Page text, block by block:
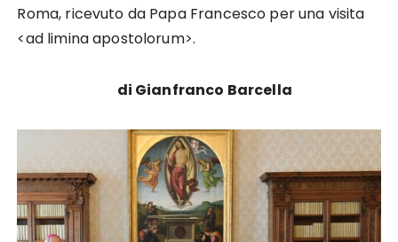
Roma, ricevuto da Papa Francesco per una visita
<ad limina apostolorum>.
di Gianfranco Barcella